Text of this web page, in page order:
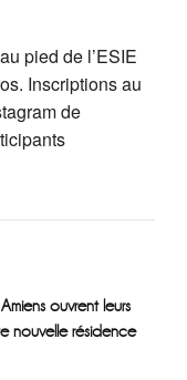
pied de l’ESIE
Inscriptions au
de
ouvrent leurs
nouvelle résidence